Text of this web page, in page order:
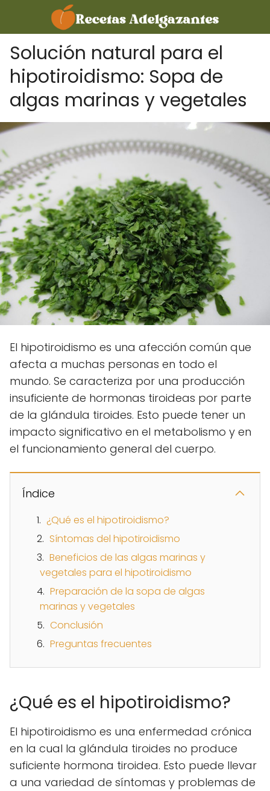
Solución natural para el
hipotiroidismo: Sopa de
algas marinas y vegetales
El hipotiroidismo es una afección común que
afecta a muchas personas en todo el
mundo. Se caracteriza por una producción
insuficiente de hormonas tiroideas por parte
de la glándula tiroides. Esto puede tener un
impacto significativo en el metabolismo y en
el funcionamiento general del cuerpo.
Índice
¿Qué es el hipotiroidismo?
Síntomas del hipotiroidismo
Beneficios de las algas marinas y
vegetales para el hipotiroidismo
Preparación de la sopa de algas
marinas y vegetales
Conclusión
Preguntas frecuentes
¿Qué es el hipotiroidismo?
El hipotiroidismo es una enfermedad crónica
en la cual la glándula tiroides no produce
suficiente hormona tiroidea. Esto puede llevar
a una variedad de síntomas y problemas de